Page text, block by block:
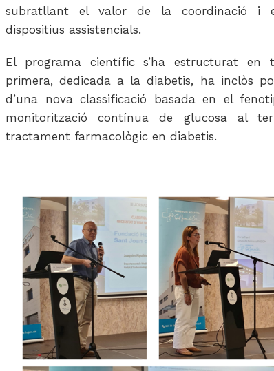
subratllant el valor de la coordinació i
dispositius assistencials.
El programa científic s’ha estructurat en
primera, dedicada a la diabetis, ha inclòs
d’una nova classificació basada en el
monitorització contínua de glucosa al
tractament farmacològic en diabetis.